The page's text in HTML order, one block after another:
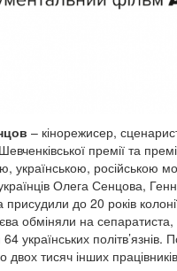
– кінорежисер,
премії та
українською, російською
Олега Сенцова,
до 20 років
обміняли на
64 українських
двох тисяч інших